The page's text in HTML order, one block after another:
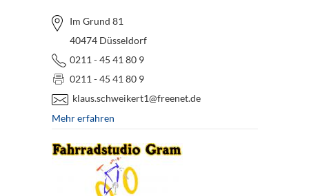
Im Grund 81
40474 Düsseldorf
0211 - 45 41 80 9
0211 - 45 41 80 9
klaus.schweikert1@freenet.de
Mehr erfahren